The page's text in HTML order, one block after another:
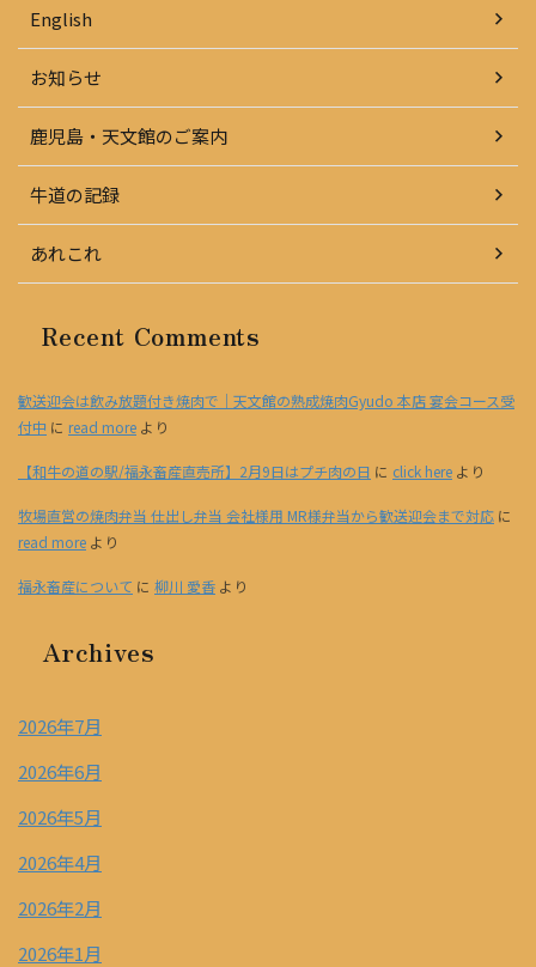
English
お知らせ
鹿児島・天文館のご案内
牛道の記録
あれこれ
Recent Comments
歓送迎会は飲み放題付き焼肉で｜天文館の熟成焼肉Gyudo 本店 宴会コース受
付中 に read more より
【和牛の道の駅/福永畜産直売所】2月9日はプチ肉の日 に click here より
牧場直営の焼肉弁当 仕出し弁当 会社様用 MR様弁当から歓送迎会まで対応 に
read more より
福永畜産について に 柳川 愛香 より
Archives
2026年7月
2026年6月
2026年5月
2026年4月
2026年2月
2026年1月